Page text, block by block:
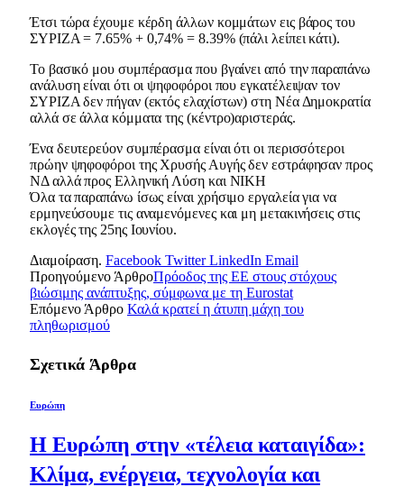
Έτσι τώρα έχουμε κέρδη άλλων κομμάτων εις βάρος του
ΣΥΡΙΖΑ = 7.65% + 0,74% = 8.39% (πάλι λείπει κάτι).
To βασικό μου συμπέρασμα που βγαίνει από την παραπάνω
ανάλυση είναι ότι οι ψηφοφόροι που εγκατέλειψαν τον
ΣΥΡΙΖΑ δεν πήγαν (εκτός ελαχίστων) στη Νέα Δημοκρατία
αλλά σε άλλα κόμματα της (κέντρο)αριστεράς.
Ένα δευτερεύον συμπέρασμα είναι ότι οι περισσότεροι
πρώην ψηφοφόροι της Χρυσής Αυγής δεν εστράφησαν προς
ΝΔ αλλά προς Ελληνική Λύση και ΝΙΚΗ
Όλα τα παραπάνω ίσως είναι χρήσιμο εργαλεία για να
ερμηνεύσουμε τις αναμενόμενες και μη μετακινήσεις στις
εκλογές της 25ης Ιουνίου.
Διαμοίραση. Facebook Twitter LinkedIn Email
Προηγούμενο ΆρθροΠρόοδος της ΕΕ στους στόχους
βιώσιμης ανάπτυξης, σύμφωνα με τη Eurostat
Επόμενο Άρθρο Καλά κρατεί η άτυπη μάχη του
πληθωρισμού
Σχετικά Άρθρα
Ευρώπη
Η Ευρώπη στην «τέλεια καταιγίδα»:
Κλίμα, ενέργεια, τεχνολογία και